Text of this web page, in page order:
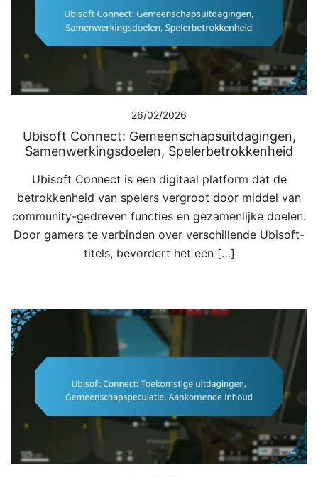
26/02/2026
Ubisoft Connect: Gemeenschapsuitdagingen,
Samenwerkingsdoelen, Spelerbetrokkenheid
Ubisoft Connect is een digitaal platform dat de
betrokkenheid van spelers vergroot door middel van
community-gedreven functies en gezamenlijke doelen.
Door gamers te verbinden over verschillende Ubisoft-
titels, bevordert het een […]